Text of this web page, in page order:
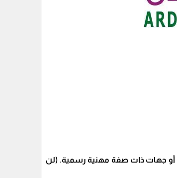
أو جهات ذات صفة مهنية رسمية. (لن